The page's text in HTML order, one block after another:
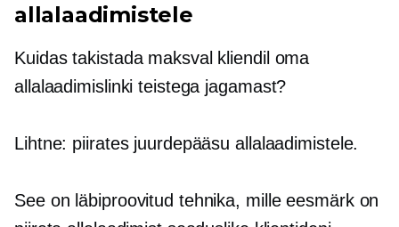
allalaadimistele
Kuidas takistada maksval kliendil oma
allalaadimislinki teistega jagamast?
Lihtne: piirates juurdepääsu allalaadimistele.
See on läbiproovitud tehnika, mille eesmärk on